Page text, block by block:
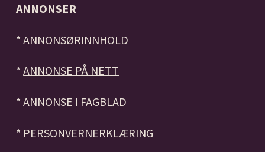
ANNONSER
*ANNONSØRINNHOLD
*ANNONSE PÅ NETT
*ANNONSE I FAGBLAD
* PERSONVERNERKLÆRING